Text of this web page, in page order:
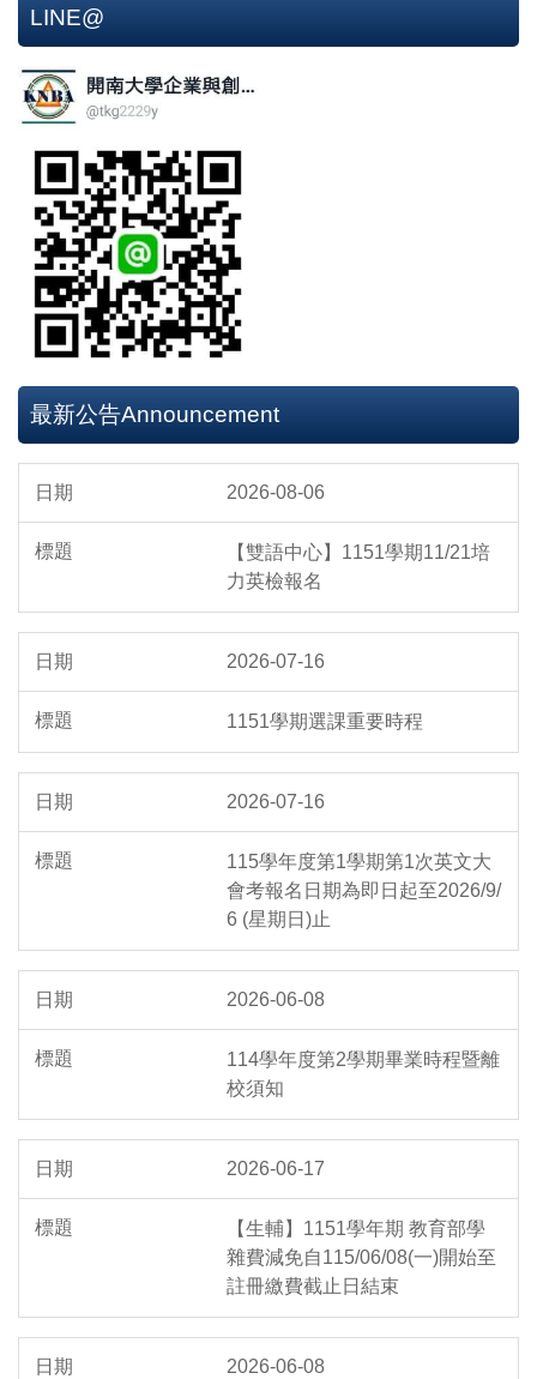
LINE@
最新公告Announcement
2026-08-06
【雙語中心】1151學期11/21培
力英檢報名
2026-07-16
1151學期選課重要時程
2026-07-16
115學年度第1學期第1次英文大
會考報名日期為即日起至2026/9/
6 (星期日)止
2026-06-08
114學年度第2學期畢業時程暨離
校須知
2026-06-17
【生輔】1151學年期 教育部學
雜費減免自115/06/08(一)開始至
註冊繳費截止日結束
2026-06-08